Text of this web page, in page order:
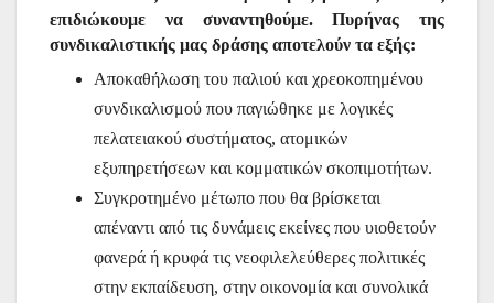
επιδιώκουμε να συναντηθούμε. Πυρήνας της
συνδικαλιστικής μας δράσης αποτελούν τα εξής:
Αποκαθήλωση του παλιού και χρεοκοπημένου
συνδικαλισμού που παγιώθηκε με λογικές
πελατειακού συστήματος, ατομικών
εξυπηρετήσεων και κομματικών σκοπιμοτήτων.
Συγκροτημένο μέτωπο που θα βρίσκεται
απέναντι από τις δυνάμεις εκείνες που υιοθετούν
φανερά ή κρυφά τις νεοφιλελεύθερες πολιτικές
στην εκπαίδευση, στην οικονομία και συνολικά